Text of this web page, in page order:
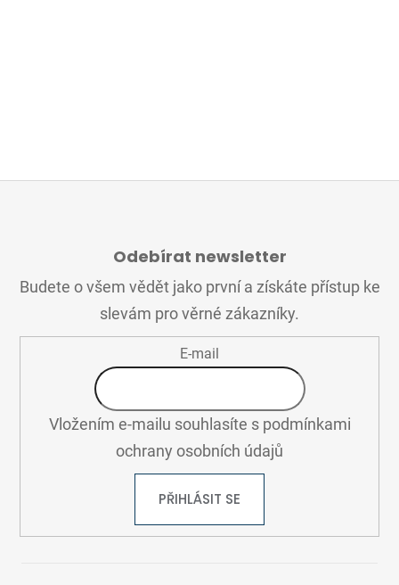
Odebírat newsletter
Budete o všem vědět jako první a získáte přístup ke
slevám pro věrné zákazníky.
E-mail
Vložením e-mailu souhlasíte s podmínkami
ochrany osobních údajů
PŘIHLÁSIT SE